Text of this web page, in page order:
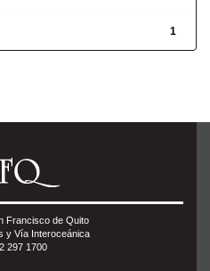
1
Francisco de Quito
y Vía Interoceánica
297 1700